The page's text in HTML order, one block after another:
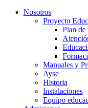
Nosotros
Proyecto
Plan
Manuales y
Ayse
Historia
Instalaciones
Equipo